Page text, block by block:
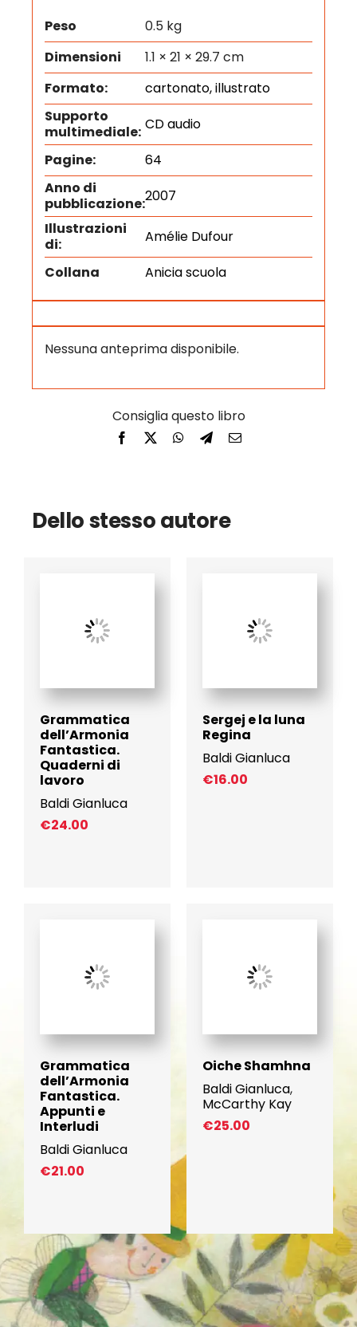
Peso
0.5 kg
Dimensioni
1.1 × 21 × 29.7 cm
Formato:
cartonato, illustrato
Supporto
multimediale: CD audio
Pagine:
64
Anno di
pubblicazione:2007
Illustrazioni
di:
Amélie Dufour
Collana
Anicia scuola
Nessuna anteprima disponibile.
Dello stesso autore
Grammatica
dell’Armonia
Fantastica.
Quaderni di
lavoro
Baldi Gianluca
€24.00
Sergej e la luna
Regina
Baldi Gianluca
€16.00
Grammatica
dell’Armonia
Fantastica.
Appunti e
Interludi
Baldi Gianluca
€21.00
Oiche Shamhna
Baldi Gianluca,
McCarthy Kay
€25.00